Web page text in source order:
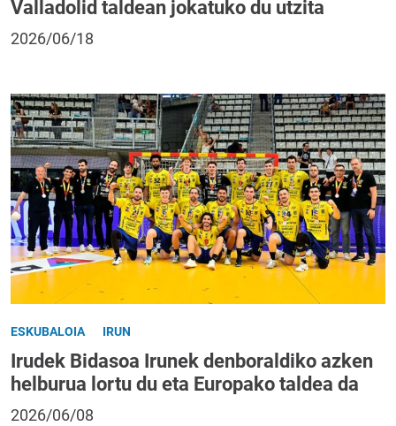
Valladolid taldean jokatuko du utzita
2026/06/18
ESKUBALOIA IRUN
Irudek Bidasoa Irunek denboraldiko azken
helburua lortu du eta Europako taldea da
2026/06/08